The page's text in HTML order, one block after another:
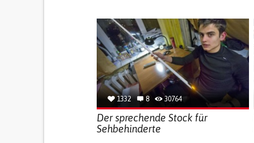
1332 8 30764
Der sprechende Stock für
Sehbehinderte